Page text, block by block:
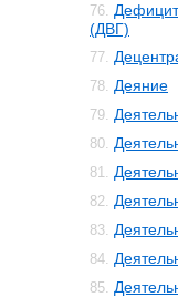
76.
(ДВГ)
77.
78. Деяние
79.
80.
81.
82.
83.
84.
85.